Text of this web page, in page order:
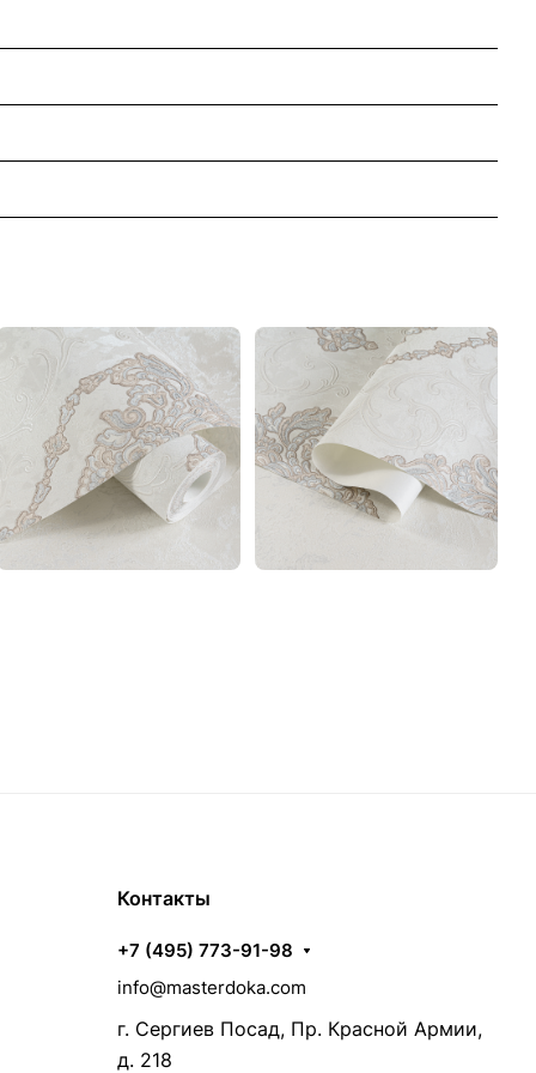
Контакты
+7 (495) 773-91-98
info@masterdoka.com
г. Сергиев Посад, Пр. Красной Армии,
д. 218